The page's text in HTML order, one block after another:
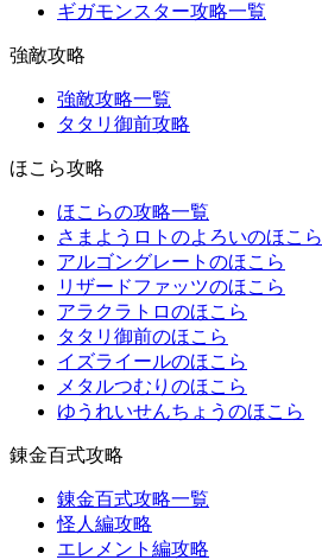
ギガモンスター攻略一覧
強敵攻略
強敵攻略一覧
タタリ御前攻略
ほこら攻略
ほこらの攻略一覧
さまようロトのよろいのほこら
アルゴングレートのほこら
リザードファッツのほこら
アラクラトロのほこら
タタリ御前のほこら
イズライールのほこら
メタルつむりのほこら
ゆうれいせんちょうのほこら
錬金百式攻略
錬金百式攻略一覧
怪人編攻略
エレメント編攻略